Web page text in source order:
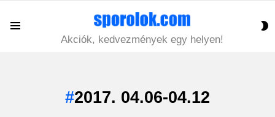
Akciók, kedvezmények egy helyen!
2017. 04.06-04.12